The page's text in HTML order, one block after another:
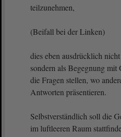
teilzunehmen,
(Beifall bei der Linken)
dies eben ausdrücklich
sondern als Begegnung mit
die Fragen stellen, wo
Antworten präsentieren.
Selbstverständlich soll die
im luftleeren Raum